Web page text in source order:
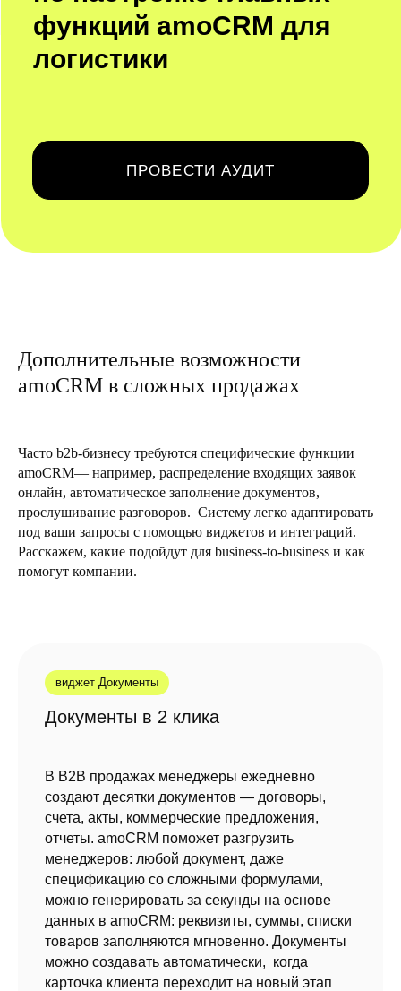
Дополнительные возможности
amoCRM в сложных продажах
Часто b2b-бизнесу требуются специфические функции
amoCRM— например, распределение входящих заявок
онлайн, автоматическое заполнение документов,
прослушивание разговоров. Систему легко адаптировать
под ваши запросы с помощью виджетов и интеграций.
Расскажем, какие подойдут для business-to-business и как
помогут компании.
виджет Документы
Документы в 2 клика
В B2B продажах менеджеры ежедневно
создают десятки документов — договоры,
счета, акты, коммерческие предложения,
отчеты. amoCRM поможет разгрузить
менеджеров: любой документ, даже
спецификацию со сложными формулами,
можно генерировать за секунды на основе
данных в amoCRM: реквизиты, суммы, списки
товаров заполняются мгновенно. Документы
можно создавать автоматически, когда
карточка клиента переходит на новый этап